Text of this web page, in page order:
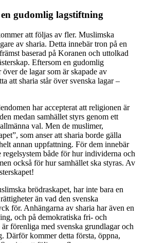
gudomlig lagstiftning
att följas av fler. Muslimska
av sharia. Detta innebär tron på en
baserad på Koranen och uttolkad
Eftersom en gudomlig
de lagar som är skapade av
att sharia står över svenska lagar –
har accepterat att religionen är
medan samhället styrs genom ett
val. Men de muslimer,
som anser att sharia borde gälla
annan uppfattning. För dem innebär
regelsystem både för hur individerna och
också för hur samhället ska styras. Av
brödraskapet, har inte bara en
än vad den svenska
för. Anhängarna av sharia har även en
och på demokratiska fri- och
förenliga med svenska grundlagar och
Därför kommer detta första, öppna,